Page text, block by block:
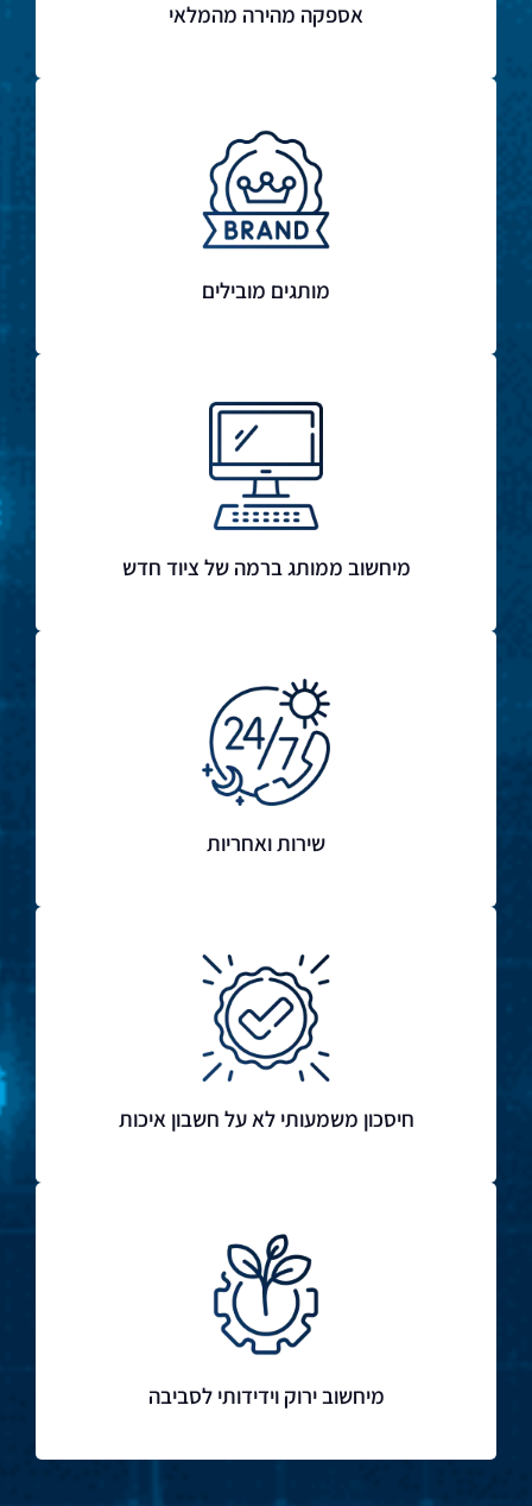
אספקה מהירה מהמלאי
מותגים מובילים
מיחשוב ממותג ברמה של ציוד חדש
שירות ואחריות
חיסכון משמעותי לא על חשבון איכות
מיחשוב ירוק וידידותי לסביבה